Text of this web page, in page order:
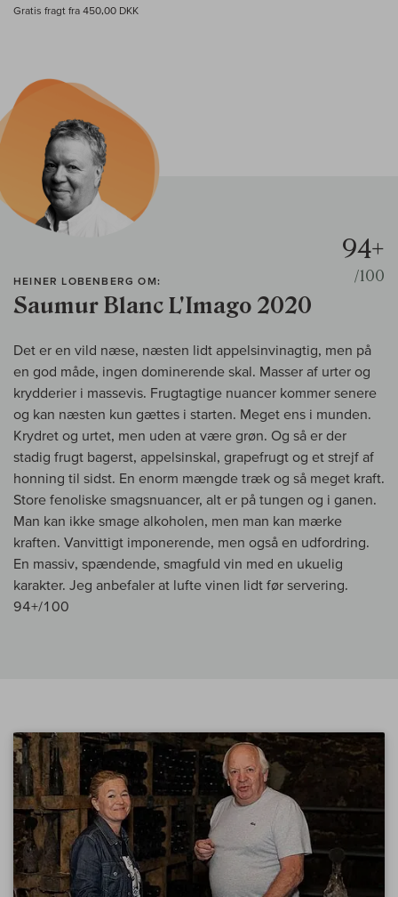
Gratis fragt fra 450,00 DKK
HEINER LOBENBERG OM:
Saumur Blanc L'Imago 2020
94+
/100
Det er en vild næse, næsten lidt appelsinvinagtig, men på
en god måde, ingen dominerende skal. Masser af urter og
krydderier i massevis. Frugtagtige nuancer kommer senere
og kan næsten kun gættes i starten. Meget ens i munden.
Krydret og urtet, men uden at være grøn. Og så er der
stadig frugt bagerst, appelsinskal, grapefrugt og et strejf af
honning til sidst. En enorm mængde træk og så meget kraft.
Store fenoliske smagsnuancer, alt er på tungen og i ganen.
Man kan ikke smage alkoholen, men man kan mærke
kraften. Vanvittigt imponerende, men også en udfordring.
En massiv, spændende, smagfuld vin med en ukuelig
karakter. Jeg anbefaler at lufte vinen lidt før servering.
94+/100